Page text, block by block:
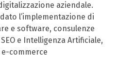
aziendale.
l’implementazione di
e software, consulenze
e Intelligenza Artificiale,
commerce